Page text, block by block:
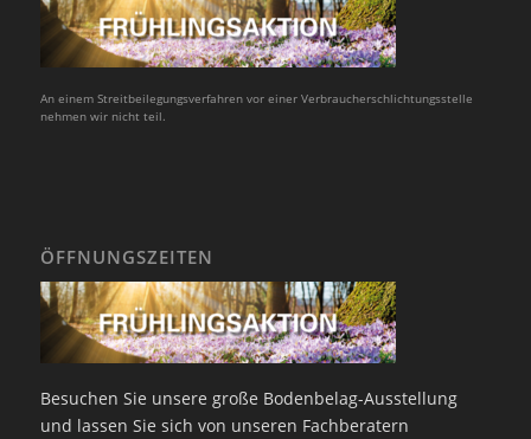
An einem Streitbeilegungsverfahren vor einer Verbraucherschlichtungsstelle
nehmen wir nicht teil.
ÖFFNUNGSZEITEN
Besuchen Sie unsere große Bodenbelag-Ausstellung
und lassen Sie sich von unseren Fachberatern